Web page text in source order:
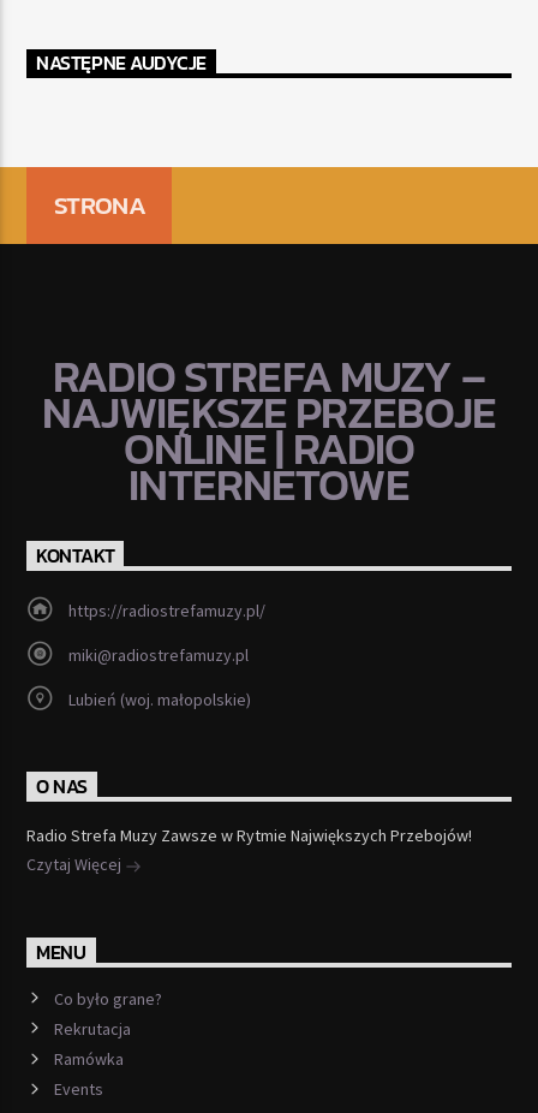
NASTĘPNE AUDYCJE
STRONA
RADIO STREFA MUZY –
NAJWIĘKSZE PRZEBOJE
ONLINE | RADIO
INTERNETOWE
KONTAKT
https://radiostrefamuzy.pl/
miki@radiostrefamuzy.pl
Lubień (woj. małopolskie)
O NAS
Radio Strefa Muzy Zawsze w Rytmie Największych Przebojów!
Czytaj Więcej
MENU
Co było grane?
Rekrutacja
Ramówka
Events